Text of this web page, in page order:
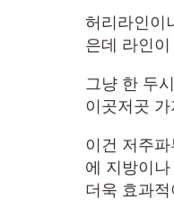
허리라인이
은데 라인
그냥 한 두
이곳저곳
이건 저주
에 지방이
더욱 효과적